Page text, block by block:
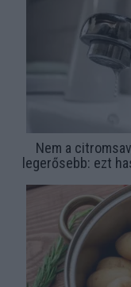
Nem a
legerősebb: ezt